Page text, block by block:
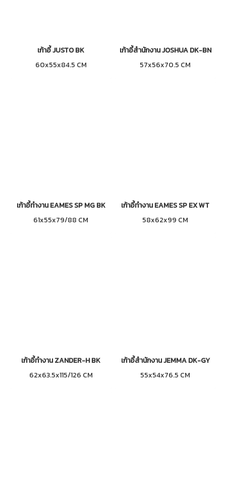
เก้าอี้ JUSTO BK
60x55x84.5 CM
เก้าอี้สำนักงาน JOSHUA DK-BN
57x56x70.5 CM
เก้าอี้ทำงาน EAMES SP MG BK
61x55x79/88 CM
เก้าอี้ทำงาน EAMES SP EX WT
58x62x99 CM
เก้าอี้ทำงาน ZANDER-H BK
62x63.5x115/126 CM
เก้าอี้สำนักงาน JEMMA DK-GY
55x54x76.5 CM